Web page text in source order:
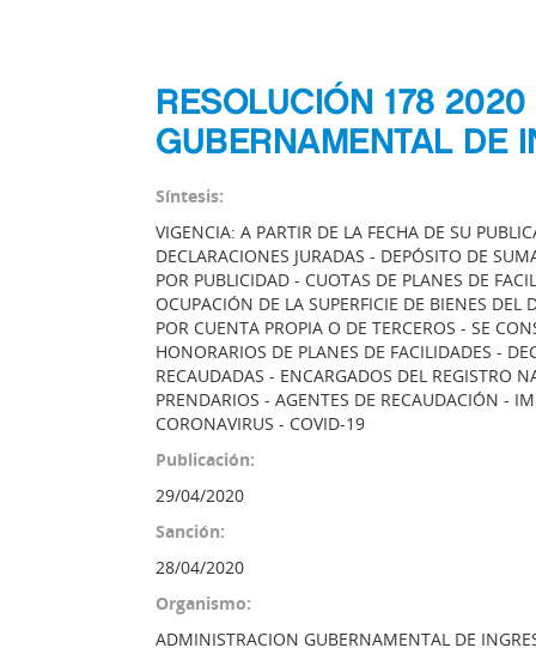
RESOLUCIÓN 178
GUBERNAMENTAL DE
Síntesis:
VIGENCIA: A PARTIR DE LA FECHA DE SU
DECLARACIONES JURADAS - DEPÓSITO DE
POR PUBLICIDAD - CUOTAS DE PLANES DE
OCUPACIÓN DE LA SUPERFICIE DE BIENES
POR CUENTA PROPIA O DE TERCEROS - SE
HONORARIOS DE PLANES DE FACILIDADES -
RECAUDADAS - ENCARGADOS DEL REGISTRO
PRENDARIOS - AGENTES DE RECAUDACIÓN -
CORONAVIRUS - COVID-19
Publicación:
29/04/2020
Sanción:
28/04/2020
Organismo:
ADMINISTRACION GUBERNAMENTAL DE